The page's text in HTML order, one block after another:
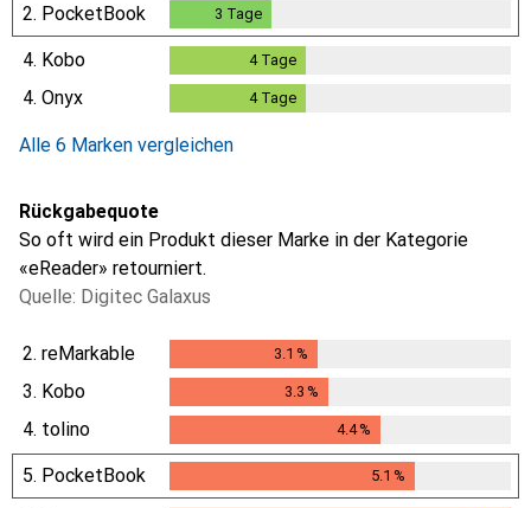
2. PocketBook 3 Tage
4. Kobo 4Tage
4. Onyx 4Tage
Alle 6 Marken vergleichen
Rückgabequote
So oft wird ein Produkt dieser Marke in der Kategorie
«eReader» retourniert.
Quelle: Digitec Galaxus
2. reMarkable 3.1 %
3. Kobo 3.3 %
4. tolino 4.4%
5. PocketBook 5.1 %